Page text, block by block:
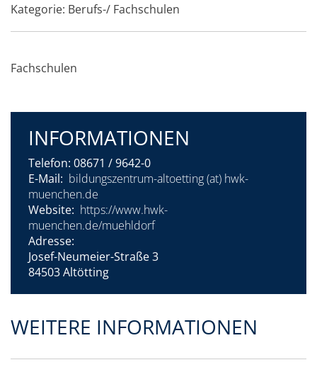
Kategorie: Berufs-/ Fachschulen
Fachschulen
INFORMATIONEN
Telefon: 08671 / 9642-0
E-Mail: bildungszentrum-altoetting (at) hwk-
muenchen.de
Website: https://www.hwk-
muenchen.de/muehldorf
Adresse:
Josef-Neumeier-Straße 3
84503 Altötting
WEITERE INFORMATIONEN